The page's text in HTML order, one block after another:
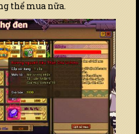
thể mua nữa.